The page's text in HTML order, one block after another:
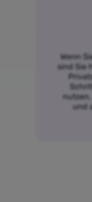
Wenn
sind Sie
und